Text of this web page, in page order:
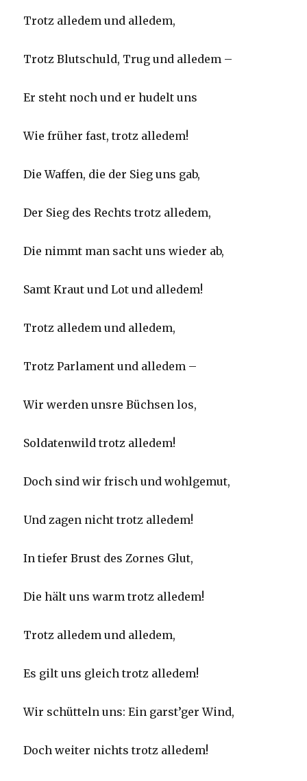
Trotz alledem und alledem,
Trotz Blutschuld, Trug und alledem –
Er steht noch und er hudelt uns
Wie früher fast, trotz alledem!
Die Waffen, die der Sieg uns gab,
Der Sieg des Rechts trotz alledem,
Die nimmt man sacht uns wieder ab,
Samt Kraut und Lot und alledem!
Trotz alledem und alledem,
Trotz Parlament und alledem –
Wir werden unsre Büchsen los,
Soldatenwild trotz alledem!
Doch sind wir frisch und wohlgemut,
Und zagen nicht trotz alledem!
In tiefer Brust des Zornes Glut,
Die hält uns warm trotz alledem!
Trotz alledem und alledem,
Es gilt uns gleich trotz alledem!
Wir schütteln uns: Ein garst’ger Wind,
Doch weiter nichts trotz alledem!